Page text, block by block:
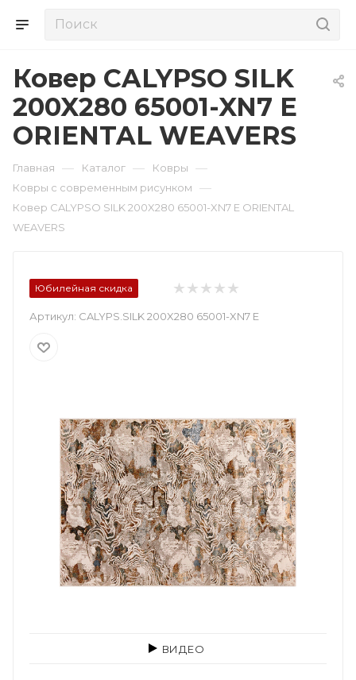
Ковер CALYPSO SILK
200X280 65001-XN7 E
ORIENTAL WEAVERS
Главная — Каталог — Ковры —
Ковры с современным рисунком —
Ковер CALYPSO SILK 200X280 65001-XN7 E ORIENTAL
WEAVERS
Юбилейная скидка
Артикул: CALYPS.SILK 200X280 65001-XN7 E
ВИДЕО